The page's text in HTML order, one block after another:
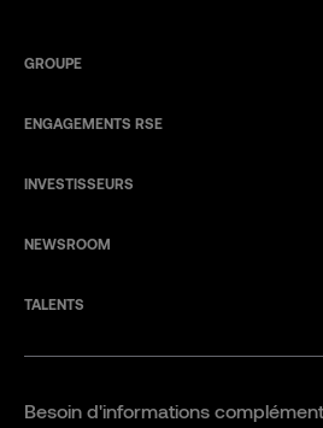
GROUPE
ENGAGEMENTS RSE
INVESTISSEURS
NEWSROOM
TALENTS
Besoin d'informations